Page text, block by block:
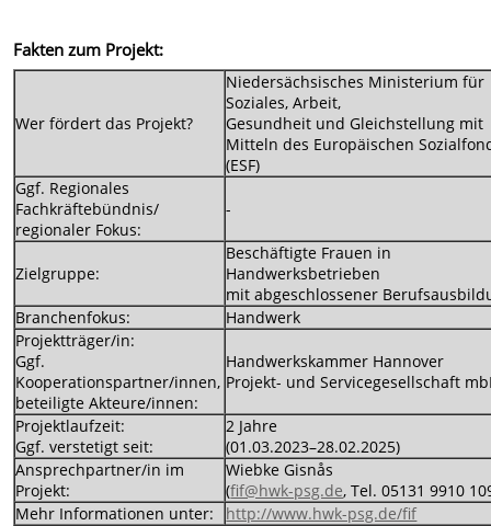
Fakten zum Projekt:
Wer fördert das Projekt?
Niedersächsisches Ministerium für
Soziales, Arbeit,
Gesundheit und Gleichstellung mit
Mitteln des Europäischen
(ESF)
Ggf. Regionales
Fachkräftebündnis/
regionaler Fokus:
-
Zielgruppe:
Beschäftigte Frauen in
Handwerksbetrieben
mit abgeschlossener
Branchenfokus:
Handwerk
Projektträger/in:
Ggf.
Kooperationspartner/innen,
beteiligte Akteure/innen:
Handwerkskammer Hannover
Projekt- und Servicegesellschaft
Projektlaufzeit:
Ggf. verstetigt seit:
2 Jahre
(01.03.2023–28.02.2025)
Ansprechpartner/in im
Projekt:
Wiebke Gisnås
(fif@hwk-psg.de, Tel. 05131 9910
Mehr Informationen unter:
http://www.hwk-psg.de/fif